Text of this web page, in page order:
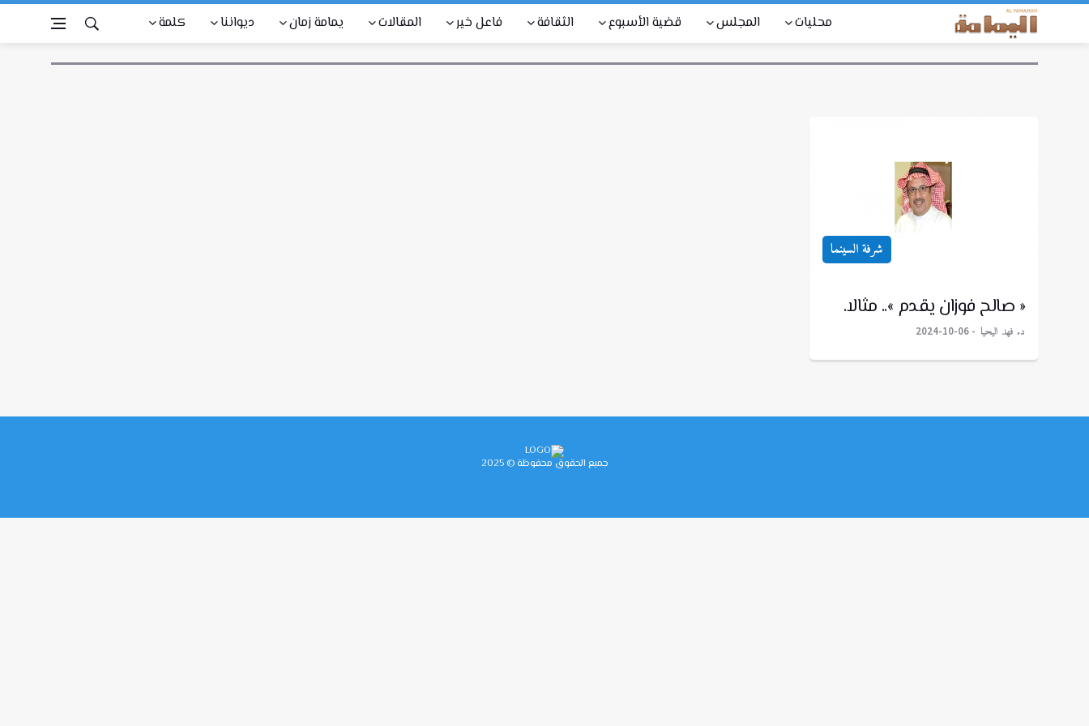
محليات المجلس قضية الأسبوع الثقافة فاعل خير المقالات يمامة زمان ديواننا كلمة
شرفة السينما
« صالح فوزان يقدم ».. مثالا.
د. فهد اليحيا 2024-10-06
جميع الحقوق محفوظة © 2025